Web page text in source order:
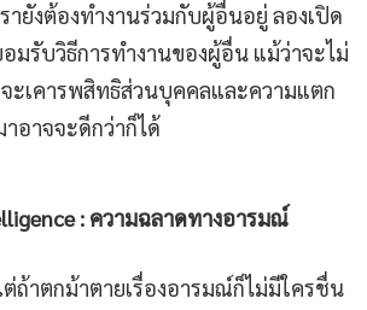
ายังต้องทำงานร่วมกับผู้อื่นอยู่ ลองเปิด
มรับวิธีการทำงานของผู้อื่น แม้ว่าจะไม่
ะเคารพสิทธิส่วนบุคคลและความแตก
อาจจะดีกว่าก็ได้
: ความฉลาดทางอารมณ์
ถ้าตกม้าตายเรื่องอารมณ์ก็ไม่มีใครชื่น